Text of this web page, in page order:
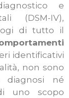
e
(DSM-IV),
di tutto il
identificativi
non sono
diagnosi né
uno scopo